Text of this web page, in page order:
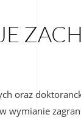
oraz
wymianie